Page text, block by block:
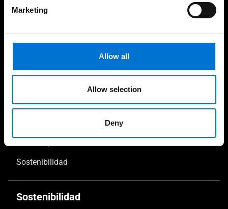
Marketing
Allow all
Allow selection
Deny
Vivienda colectiva
Ocio, turismo y transporte
Sostenibilidad
Sostenibilidad